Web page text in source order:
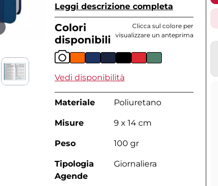
Leggi descrizione completa
Colori
disponibili
Clicca sul colore per
visualizzare un anteprima
Vedi disponibilità
Materiale Poliuretano
Misure 9 x 14 cm
Peso 100 gr
Tipologia
Agende
Giornaliera